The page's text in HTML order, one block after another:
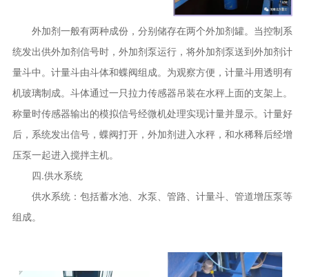
外加剂一般有两种成份，分别储存在两个外加剂罐。当控制系
统发出供外加剂信号时，外加剂泵运行，将外加剂泵送到外加剂计
量斗中。计量斗由斗体和蝶阀组成。为观察方便，计量斗用透明有
机玻璃制成。斗体通过一只拉力传感器吊装在水秤上面的支架上。
称量时传感器输出的模拟信号经微机处理实现计量并显示。计量好
后，系统发出信号，蝶阀打开，外加剂进入水秤，和水稀释后经增
压泵一起进入搅拌主机。
四.供水系统
供水系统：包括蓄水池、水泵、管路、计量斗、管道增压泵等
组成。